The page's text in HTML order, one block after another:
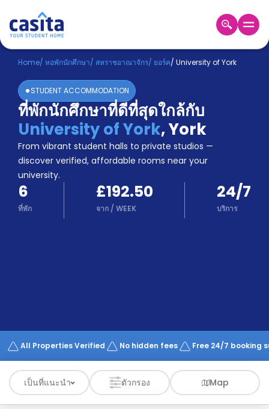
Home TH GBP
เข้าสู่
ระบบ
Booking
Accommodation
About
us
Blog
Refer
And
Earn
Become
Works
Home/ หอพักนักศึกษา/ สหราชอาณาจักร/ ยอร์ค/ University of York
STUDENT ACCOMMODATION
ที่พักนักศึกษาที่ดีที่สุดใกล้กับ
University of York,York
From vibrant student halls to private studios —
discover verified, affordable rooms near your
university.
6
ที่พัก
£192.50
จาก/ WEEK
24/7
บริการ
All Properties Verified No hidden fees Free 24/7 booking
เป็นที่แนะนำ ตัวกรอง Map